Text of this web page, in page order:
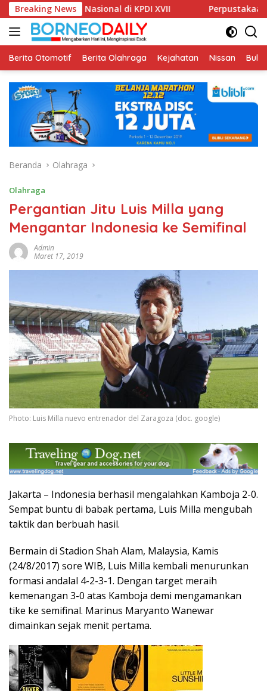
Langsung
ke
konten
Breaking News
Nasional di KPDI XVII Perpustakaan Unissula
Berita Otomotif Berita Olahraga Kejahatan Nissan
Beranda Olahraga
Olahraga
Pergantian Jitu Luis Milla yang
Mengantar Indonesia ke Semifinal
Admin
Maret 17, 2019
Photo: Luis Milla nuevo entrenador del Zaragoza (doc. google)
Jakarta – Indonesia berhasil mengalahkan Kamboja 2-0.
Sempat buntu di babak pertama, Luis Milla mengubah
taktik dan berbuah hasil.
Bermain di Stadion Shah Alam, Malaysia, Kamis
(24/8/2017) sore WIB, Luis Milla kembali menurunkan
formasi andalal 4-2-3-1. Dengan target meraih
kemenangan 3-0 atas Kamboja demi mengamankan
tike ke semifinal. Marinus Maryanto Wanewar
dimainkan sejak menit pertama.